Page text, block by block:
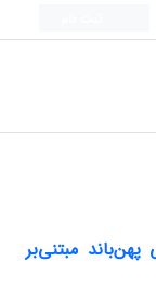
مبتنی‌بر